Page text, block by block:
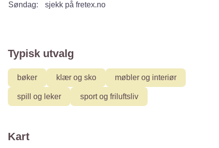
Søndag:
sjekk på fretex.no
Typisk utvalg
bøker klær og sko møbler og interiør
spill og leker sport og friluftsliv
Kart